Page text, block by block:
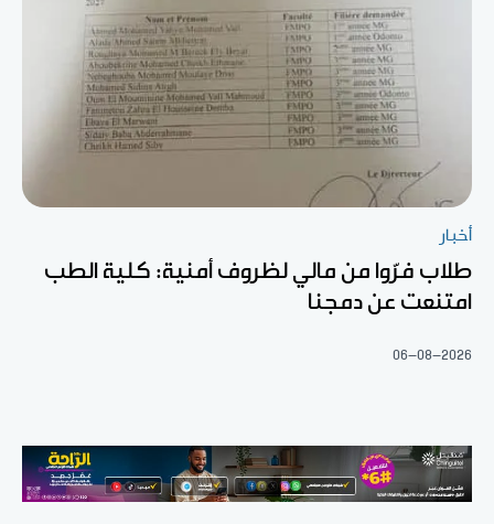
أخبار
طلاب فرّوا من مالي لظروف أمنية: كلية الطب
امتنعت عن دمجنا
06-08-2026